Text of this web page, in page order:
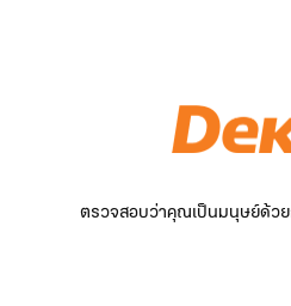
ตรวจสอบว่าคุณเป็นมนุษย์ด้วย